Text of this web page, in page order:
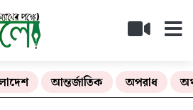
আন্তর্জাতিক অপরাধ